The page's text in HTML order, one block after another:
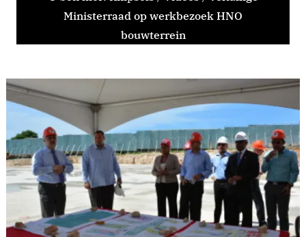
Ministerraad op werkbezoek HNO
bouwterrein